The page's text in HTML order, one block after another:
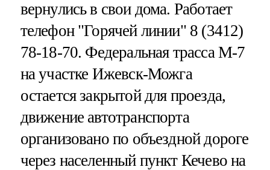
вернулись в свои дома. Работает
телефон "Горячей линии" 8 (3412)
78-18-70. Федеральная трасса М-7
на участке Ижевск-Можга
остается закрытой для проезда,
движение автотранспорта
организовано по объездной дороге
через населенный пункт Кечево на